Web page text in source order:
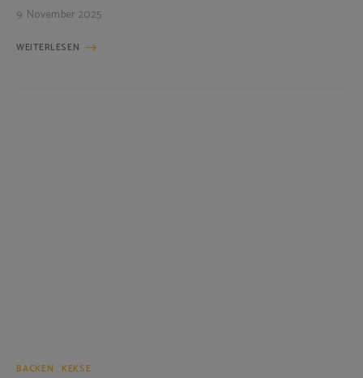
9. November 2025
WEITERLESEN
BACKEN KEKSE